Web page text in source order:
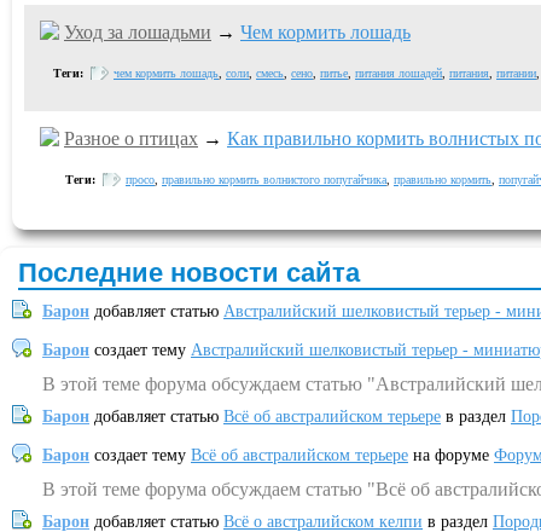
Уход за лошадьми → Чем кормить лошадь
Теги: чем кормить лошадь соли смесь сено питье питания лошадей питания питании
Разное о птицах → Как правильно кормить волнистых
Теги: просо правильно кормить волнистого попугайчика правильно кормить
Последние новости сайта
Барон добавляет статью Австралийский шелковистый терьер -
Барон создает тему Австралийский шелковистый терьер -
В этой теме форума обсуждаем статью "Австралийский
Барон добавляет статью Всё об австралийском терьере в раздел
Барон создает тему Всё об австралийском терьере на форуме
В этой теме форума обсуждаем статью "Всё об
Барон добавляет статью Всё о австралийском келпи в раздел